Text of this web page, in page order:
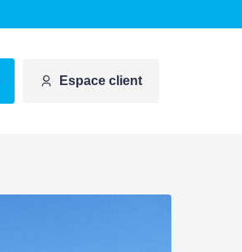
Espace client